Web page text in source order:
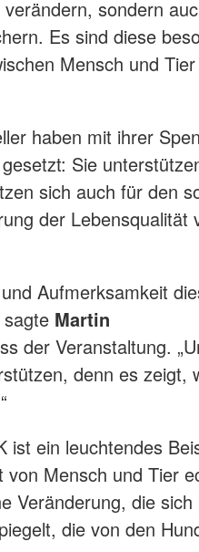
sondern
Es sind diese
Mensch und
haben mit ihrer
Sie
sich auch für den
der Lebensqualität
Aufmerksamkeit
sagte Martin
der Veranstaltung.
denn es zeigt,
ist ein leuchtendes
Mensch und Tier
Veränderung, die sich
die von den